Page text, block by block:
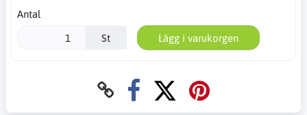
Antal
St Lägg i varukorgen